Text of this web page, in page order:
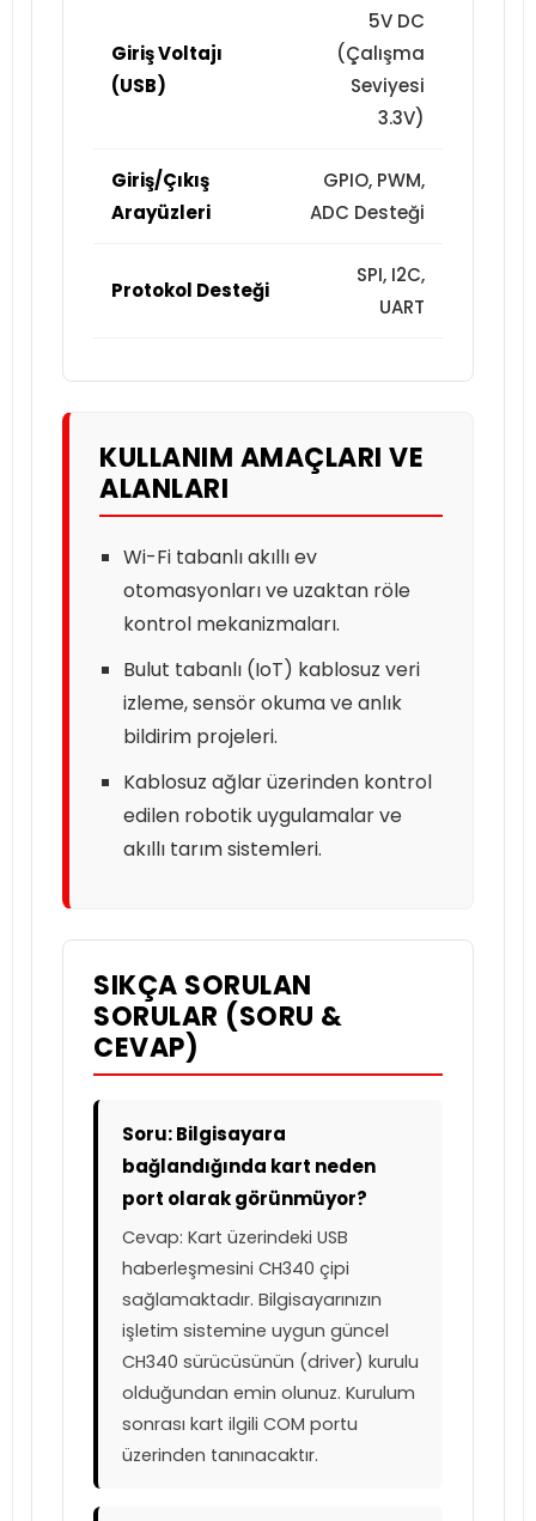
Giriş Voltajı
(USB)
5V DC
(Çalışma
Seviyesi
3.3V)
Giriş/Çıkış
Arayüzleri
GPIO, PWM,
ADC Desteği
Protokol Desteği
SPI, I2C,
UART
KULLANIM AMAÇLARI VE
ALANLARI
Wi-Fi tabanlı akıllı ev
otomasyonları ve uzaktan röle
kontrol mekanizmaları.
Bulut tabanlı (IoT) kablosuz veri
izleme, sensör okuma ve anlık
bildirim projeleri.
Kablosuz ağlar üzerinden kontrol
edilen robotik uygulamalar ve
akıllı tarım sistemleri.
SIKÇA SORULAN
SORULAR (SORU &
CEVAP)
Soru: Bilgisayara
bağlandığında kart neden
port olarak görünmüyor?
Cevap: Kart üzerindeki USB
haberleşmesini CH340 çipi
sağlamaktadır. Bilgisayarınızın
işletim sistemine uygun güncel
CH340 sürücüsünün (driver) kurulu
olduğundan emin olunuz. Kurulum
sonrası kart ilgili COM portu
üzerinden tanınacaktır.